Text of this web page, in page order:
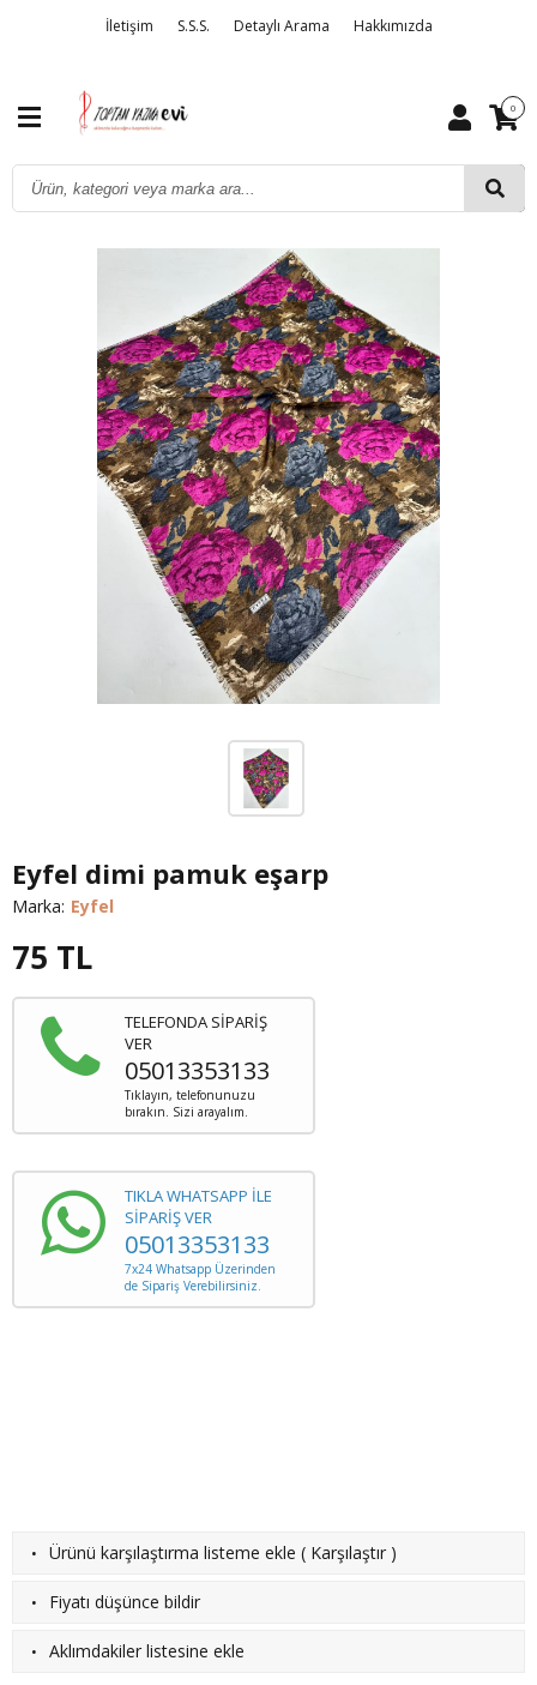
İletişim S.S.S. Detaylı Arama Hakkımızda
0
Eyfel dimi pamuk eşarp
Marka: Eyfel
75 TL
TELEFONDA SİPARİŞ
VER
05013353133
Tıklayın, telefonunuzu
bırakın. Sizi arayalım.
TIKLA WHATSAPP İLE
SİPARİŞ VER
05013353133
7x24 Whatsapp Üzerinden
de Sipariş Verebilirsiniz.
· Ürünü karşılaştırma listeme ekle ( Karşılaştır )
· Fiyatı düşünce bildir
· Aklımdakiler listesine ekle